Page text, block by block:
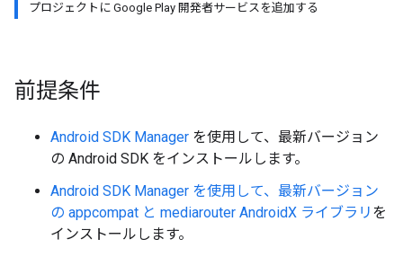
プロジェクトに Google Play 開発者サービスを追加する
前提条件
Android SDK Manager を使用して、最新バージョン
の Android SDK をインストールします。
Android SDK Manager を使用して、最新バージョン
の appcompat と mediarouter AndroidX ライブラリ を
インストールします。